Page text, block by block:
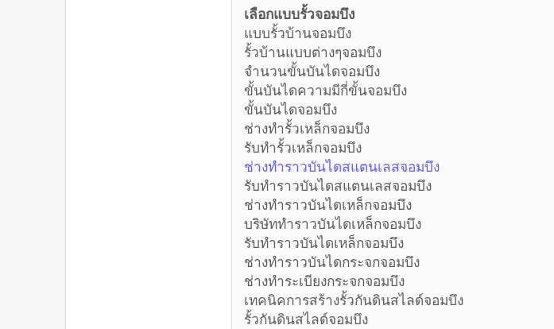
เลือกแบบรั้วจอมบึง
แบบรั้วบ้านจอมบึง
รั้วบ้านแบบต่างๆจอมบึง
จำนวนขั้นบันไดจอมบึง
ขั้นบันไดความมีกี่ขั้นจอมบึง
ขั้นบันไดจอมบึง
ช่างทำรั้วเหล็กจอมบึง
รับทำรั้วเหล็กจอมบึง
ช่างทำราวบันไดสแตนเลสจอมบึง
รับทำราวบันไดสแตนเลสจอมบึง
ช่างทำราวบันไดเหล็กจอมบึง
บริษัททำราวบันไดเหล็กจอมบึง
รับทำราวบันไดเหล็กจอมบึง
ช่างทำราวบันไดกระจกจอมบึง
ช่างทำระเบียงกระจกจอมบึง
เทคนิคการสร้างรั้วกันดินสไลด์จอมบึง
รั้วกันดินสไลด์จอมบึง